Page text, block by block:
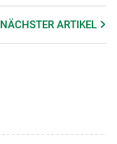
NÄCHSTERARTIKEL